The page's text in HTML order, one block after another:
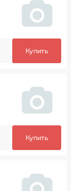
Купить
Купить